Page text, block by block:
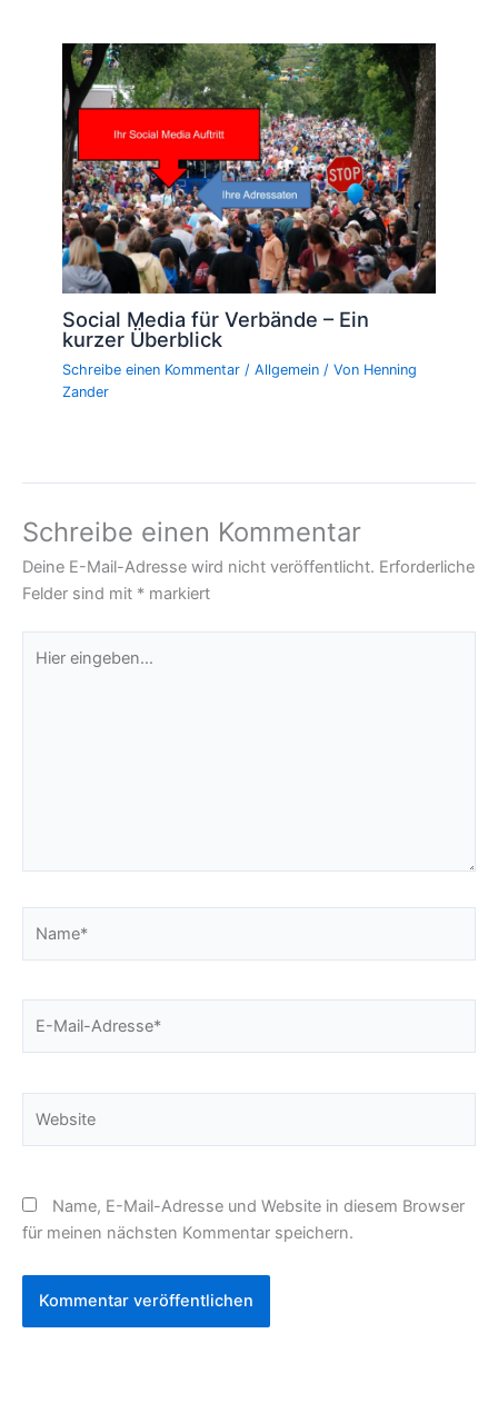
Social Media für Verbände – Ein
kurzer Überblick
Schreibe einen Kommentar /Allgemein / Von Henning
Zander
Schreibe einen Kommentar
Deine E-Mail-Adresse wird nicht veröffentlicht. Erforderliche
Felder sind mit * markiert
eingeben…
Mail-
Name, E-Mail-Adresse und Website in diesem Browser
für meinen nächsten Kommentar speichern.